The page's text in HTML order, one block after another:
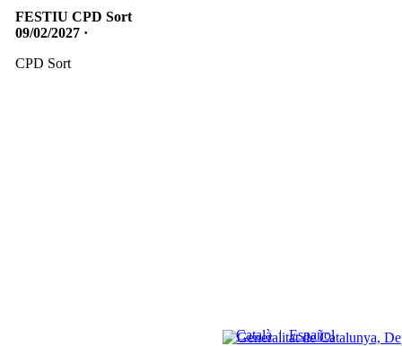
FESTIU CPD Sort
09/02/2027 ·
CPD Sort
Català | Español